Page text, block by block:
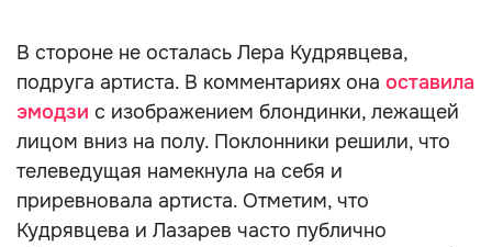
В стороне не осталась Лера Кудрявцева,
подруга артиста. В комментариях она оставила
эмодзи с изображением блондинки, лежащей
лицом вниз на полу. Поклонники решили, что
телеведущая намекнула на себя и
приревновала артиста. Отметим, что
Кудрявцева и Лазарев часто публично